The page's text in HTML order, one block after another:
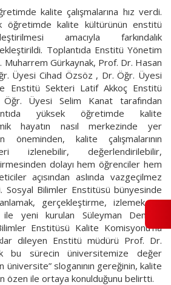
kalite çalışmalarına hız verdi.
öğretimde kalite kültürünün enstitü
amacıyla farkındalık
Toplantıda Enstitü Yönetim
Muharrem Gürkaynak, Prof. Dr. Hasan
Üyesi Cihad Özsöz , Dr. Öğr. Üyesi
Enstitü Sekteri Latif Akkoç Enstitü
Üyesi Selim Kanat tarafından
yüksek öğretimde kalite
hayatın nasıl merkezinde yer
öneminden, kalite çalışmalarının
izlenebilir, değerlendirilebilir,
dolayı hem öğrenciler hem
açısından aslında vazgeçilmez
Sosyal Bilimler Enstitüsü bünyesinde
gerçekleştirme, izlemek ve
ile yeni kurulan Süleyman Demirel
Enstitüsü Kalite Komisyonu’na
dileyen Enstitü müdürü Prof. Dr.
bu sürecin üniversitemize değer
üniversite” sloganının gereğinin, kalite
özen ile ortaya konulduğunu belirtti.